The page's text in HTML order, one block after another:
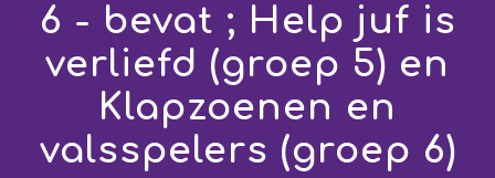
6 - bevat ; Help juf is
verliefd (groep 5) en
Klapzoenen en
valsspelers (groep 6)